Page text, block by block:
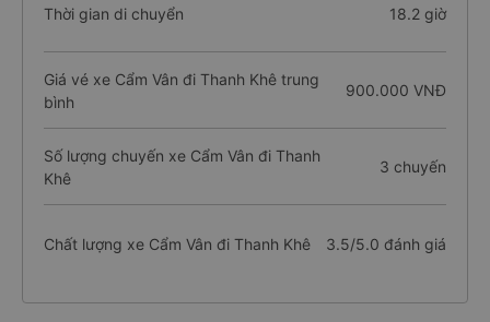
Thời gian di chuyển 18.2 giờ
Giá vé xe Cẩm Vân đi Thanh Khê trung
bình
900.000 VNĐ
Số lượng chuyến xe Cẩm Vân đi Thanh
Khê
3 chuyến
Chất lượng xe Cẩm Vân đi Thanh Khê 3.5/5.0 đánh giá